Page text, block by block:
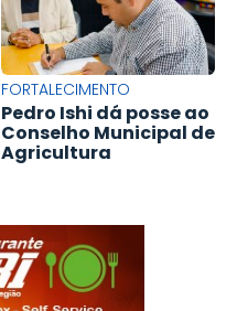
FORTALECIMENTO
Pedro Ishi dá posse ao
Conselho Municipal de
Agricultura